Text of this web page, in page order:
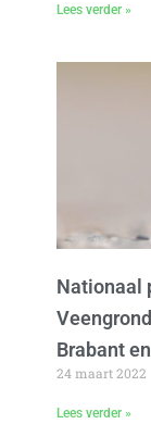
Lees verder »
Nationaal
Brabant
24 maart 2022
Lees verder »